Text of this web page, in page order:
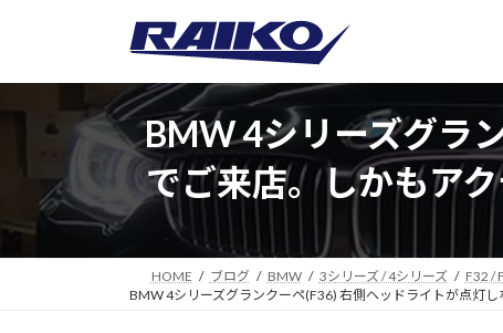
ッ
移
BMW 4シリーズグラ
でご来店。しかもア
HOME ブログ BMW 3シリーズ / 4シリーズ
F32 /
BMW 4シリーズグランクーペ(F36) 右側ヘッドライトが点灯